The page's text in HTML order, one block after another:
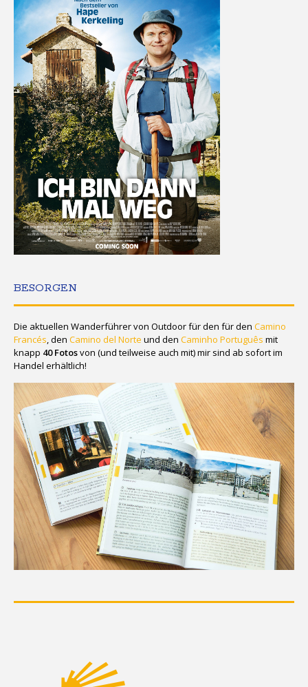
BESORGEN
Die aktuellen Wanderführer von Outdoor für den für den Camino
Francés, den Camino del Norte und den Caminho Português mit
knapp 40 Fotosvon (und teilweise auch mit) mir sind ab sofort im
Handel erhältlich!